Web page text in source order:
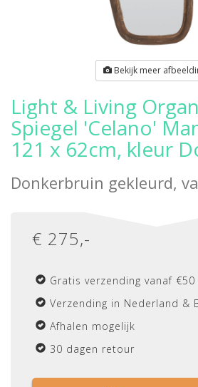
Bekijk meer
Light & Living
Spiegel 'Celano'
121 x 62cm, kleur
Donkerbruin gekleurd,
€ 275,-
Gratis verzending vanaf €50
Verzending in Nederland &
Afhalen mogelijk
30 dagen retour